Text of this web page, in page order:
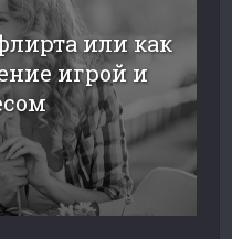
или как
игрой и